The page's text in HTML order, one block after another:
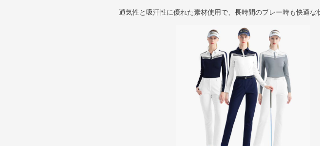
通気性と吸汗性に優れた素材使用で、長時間のプレー時も快適な